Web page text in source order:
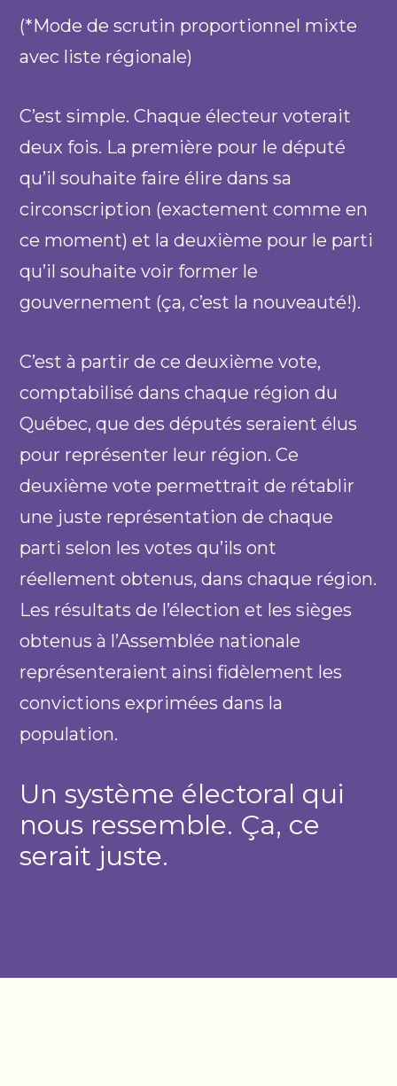
(*Mode de scrutin proportionnel mixte
avec liste régionale)
C’est simple. Chaque électeur voterait
deux fois. La première pour le député
qu’il souhaite faire élire dans sa
circonscription (exactement comme en
ce moment) et la deuxième pour le parti
qu’il souhaite voir former le
gouvernement (ça, c’est la nouveauté!).
C’est à partir de ce deuxième vote,
comptabilisé dans chaque région du
Québec, que des députés seraient élus
pour représenter leur région. Ce
deuxième vote permettrait de rétablir
une juste représentation de chaque
parti selon les votes qu’ils ont
réellement obtenus, dans chaque région.
Les résultats de l’élection et les sièges
obtenus à l’Assemblée nationale
représenteraient ainsi fidèlement les
convictions exprimées dans la
population.
Un système électoral qui
nous ressemble. Ça, ce
serait juste.